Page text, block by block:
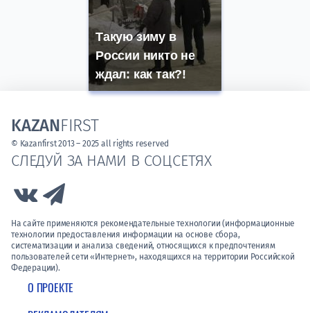
Такую зиму в
России никто не
ждал: как так?!
О ПРОЕКТЕ
СЛЕДУЙ ЗА НАМИ В СОЦСЕТЯХ
Link to Vk
На сайте применяются рекомендательные технологии (информационные
технологии предоставления информации на основе сбора,
систематизации и анализа сведений, относящихся к предпочтениям
пользователей сети «Интернет», находящихся на территории Российской
Федерации).
KAZANFIRST
© Kazanfirst 2013 – 2025 all rights reserved